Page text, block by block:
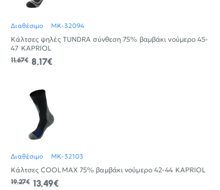
Διαθέσιμο MK-32094
Κάλτσες ψηλές TUNDRA σύνθεση 75% βαμβάκι νούμερο 45-
47 KAPRIOL
8,17€
11,67€
Διαθέσιμο MK-32103
Κάλτσες COOLMAX 75% βαμβάκι νούμερο 42-44 KAPRIOL
13,49€
19,27€